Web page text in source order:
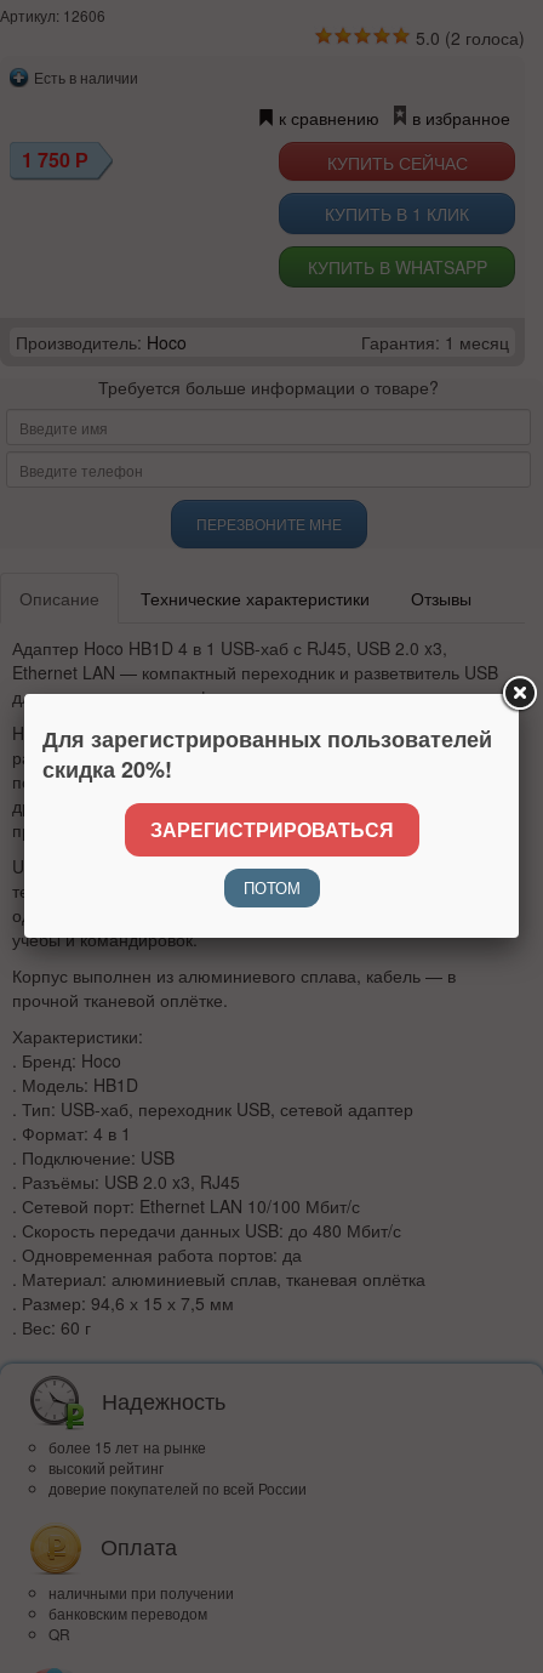
Артикул: 12606
5.0 (2 голоса)
Есть в наличии
к сравнению в избранное
1 750 Р
КУПИТЬ В 1 КЛИК
КУПИТЬ В WHATSAPP
Производитель: Hoco
Гарантия: 1 месяц
Требуется больше информации о товаре?
ПЕРЕЗВОНИТЕ МНЕ
Описание Технические характеристики Отзывы
Адаптер Hoco HB1D 4 в 1 USB-хаб с RJ45, USB 2.0 x3,
Ethernet LAN — компактный переходник и разветвитель USB
для подключения периферии и проводного интернета.
Hoco HB1D расширяет один USB-порт до трёх USB 2.0
разъёмов и сетевого порта RJ45. Через адаптер можно
подключить мышь, клавиатуру, флешку, принтер, кардридер и
другие USB-устройства, а также использовать стабильное
проводное LAN/Ethernet-соединение.
USB-хаб подходит для ноутбуков, ПК, моноблоков и другой
техники с USB-разъёмом. Порты USB и RJ45 могут работать
одновременно, поэтому адаптер удобен для дома, офиса,
учёбы и командировок.
Корпус выполнен из алюминиевого сплава, кабель — в
прочной тканевой оплётке.
Характеристики:
. Бренд: Hoco
. Модель: HB1D
. Тип: USB-хаб, переходник USB, сетевой адаптер
. Формат: 4 в 1
. Подключение: USB
. Разъёмы: USB 2.0 x3, RJ45
. Сетевой порт: Ethernet LAN 10/100 Мбит/с
. Скорость передачи данных USB: до 480 Мбит/с
. Одновременная работа портов: да
. Материал: алюминиевый сплав, тканевая оплётка
. Размер: 94,6 х 15 х 7,5 мм
. Вес: 60 г
Надежность
более 15 лет на рынке
высокий рейтинг
доверие покупателей по всей России
Оплата
наличными при получении
банковским переводом
QR
Для зарегистрированных пользователей
скидка 20%!
ЗАРЕГИСТРИРОВАТЬСЯ
ПОТОМ